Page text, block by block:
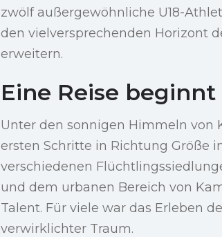
zwölf außergewöhnliche U18-
den vielversprechenden Horizont
erweitern.
Eine Reise
Unter den sonnigen Himmeln von
ersten Schritte in Richtung Größe
verschiedenen
und dem urbanen Bereich von
Talent. Für viele war das Erleben
verwirklichter Traum.